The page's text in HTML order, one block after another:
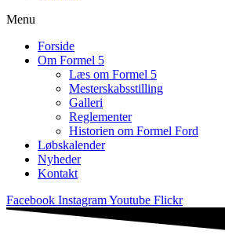
Menu
Forside
Om Formel 5
Læs om Formel 5
Mesterskabsstilling
Galleri
Reglementer
Historien om Formel Ford
Løbskalender
Nyheder
Kontakt
Facebook InstagramYoutube Flickr